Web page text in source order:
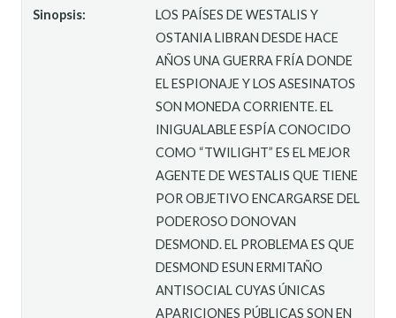
Sinopsis:
LOS PAÍSES DE WESTALIS Y
OSTANIA LIBRAN DESDE HACE
AÑOS UNA GUERRA FRÍA DONDE
EL ESPIONAJE Y LOS ASESINATOS
SON MONEDA CORRIENTE. EL
INIGUALABLE ESPÍA CONOCIDO
COMO “TWILIGHT” ES EL MEJOR
AGENTE DE WESTALIS QUE TIENE
POR OBJETIVO ENCARGARSE DEL
PODEROSO DONOVAN
DESMOND. EL PROBLEMA ES QUE
DESMOND ESUN ERMITAÑO
ANTISOCIAL CUYAS ÚNICAS
APARICIONES PÚBLICAS SON EN